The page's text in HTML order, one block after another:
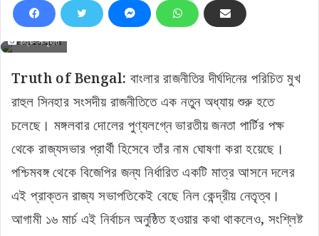
চিত্র- সংগৃহীত
Truth of Bengal: বাংলার রাজনীতির দীর্ঘদিনের পরিচিত মুখ
রাহুল সিনহার সংসদীয় রাজনীতিতে এক নতুন অধ্যায় শুরু হতে
চলেছে। মঙ্গলবার দোলের পুণ্যলগ্নে ভারতীয় জনতা পার্টির পক্ষ
থেকে রাজ্যসভার প্রার্থী হিসেবে তাঁর নাম ঘোষণা করা হয়েছে।
পশ্চিমবঙ্গ থেকে বিজেপির জন্য নির্ধারিত একটি মাত্র আসনে দলের
এই প্রাক্তন রাজ্য সভাপতিকেই বেছে নিল কেন্দ্রীয় নেতৃত্ব।
আগামী ১৬ মার্চ এই নির্বাচন অনুষ্ঠিত হওয়ার কথা থাকলেও, সংশ্লিষ্ট